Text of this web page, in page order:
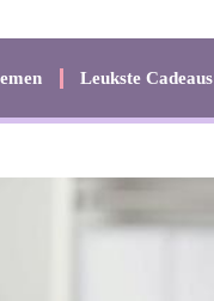
Leukste Cadeaus